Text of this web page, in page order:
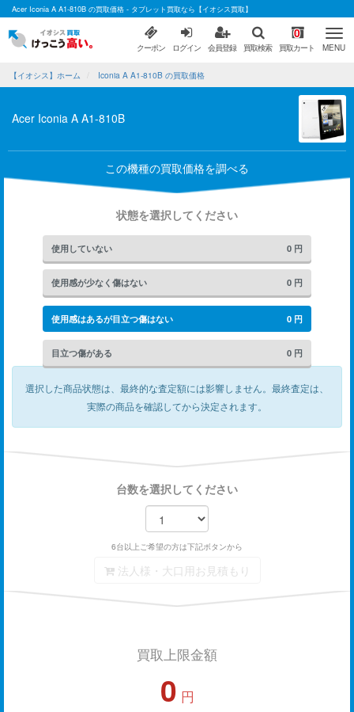
Acer Iconia A A1-810B の買取価格 - タブレット買取なら【イオシス買取】
クーポン ログイン 会員登録 買取検索
0
買取カート MENU
【イオシス】ホーム Iconia A A1-810B の買取価格
Acer Iconia A A1-810B
この機種の買取価格を調べる
状態を選択してください
使用していない 0 円
使用感が少なく傷はない 0 円
使用感はあるが目立つ傷はない 0 円
目立つ傷がある 0 円
選択した商品状態は、最終的な査定額には影響しません。 最終査定は、
実際の商品を確認してから決定されます。
台数を選択してください
6台以上ご希望の方は下記ボタンから
法人様・大口用お見積もり
買取上限金額
0 円